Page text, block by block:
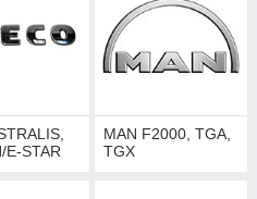
E-STAR
MAN F2000, TGA,
TGX